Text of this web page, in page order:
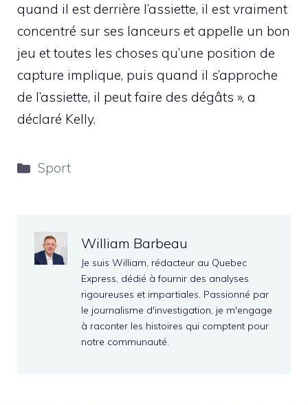
quand il est derrière l’assiette, il est vraiment
concentré sur ses lanceurs et appelle un bon
jeu et toutes les choses qu’une position de
capture implique, puis quand il s’approche
de l’assiette, il peut faire des dégâts », a
déclaré Kelly.
Catégories
Sport
William Barbeau
Je suis William, rédacteur au Quebec
Express, dédié à fournir des analyses
rigoureuses et impartiales. Passionné par
le journalisme d'investigation, je m'engage
à raconter les histoires qui comptent pour
notre communauté.